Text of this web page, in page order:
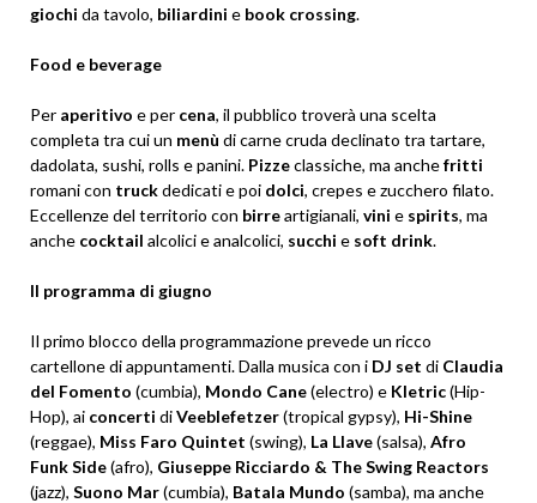
giochi da tavolo, biliardini e book crossing.
Food e beverage
Per aperitivo e per cena, il pubblico troverà una scelta
completa tra cui un menù di carne cruda declinato tra tartare,
dadolata, sushi, rolls e panini. Pizzeclassiche, ma anchefritti
romani con truckdedicati e poi dolci, crepes e zucchero filato.
Eccellenze del territorio con birreartigianali, vini e spirits, ma
anche cocktail alcolici e analcolici, succhi e soft drink.
Il programma di giugno
Il primo blocco della programmazione prevede un ricco
cartellone di appuntamenti. Dalla musica con i DJ set di Claudia
del Fomento (cumbia), Mondo Cane(electro) e Kletric(Hip-
Hop), ai concerti diVeeblefetzer(tropical gypsy), Hi-Shine
(reggae), Miss Faro Quintet (swing), La Llave(salsa), Afro
FunkSide(afro), Giuseppe Ricciardo & The Swing Reactors
(jazz), Suono Mar(cumbia), Batala Mundo (samba), ma anche